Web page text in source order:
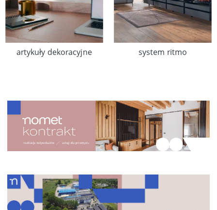
artykuły dekoracyjne system ritmo